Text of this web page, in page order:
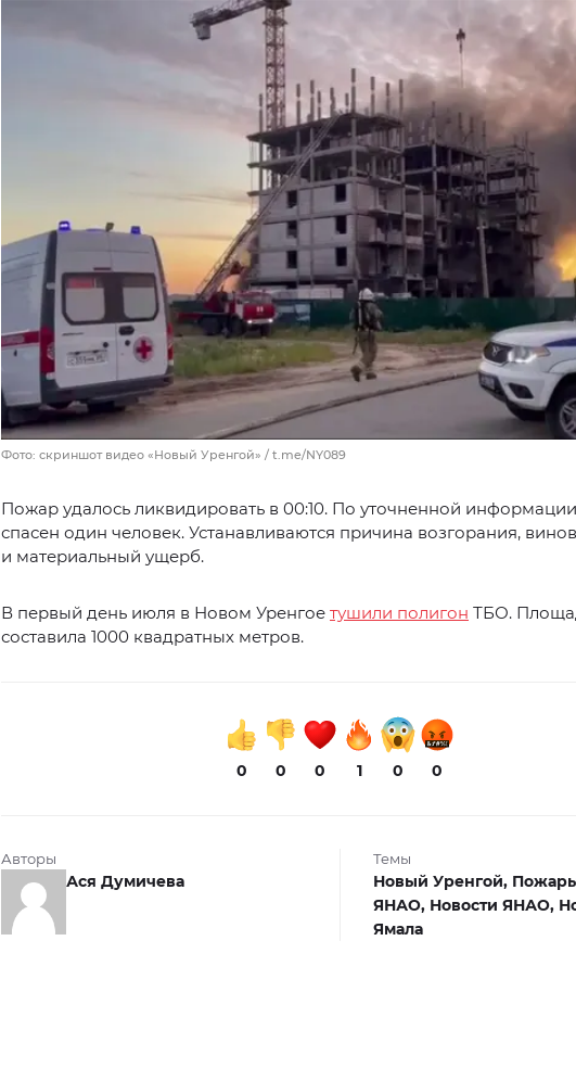
Фото: скриншот видео «Новый Уренгой» / t.me/NY089
Пожар удалось ликвидировать в 00:10. По уточненной
спасен один человек. Устанавливаются причина возгорания,
и материальный ущерб.
В первый день июля в Новом Уренгое тушили полигон ТБО.
составила 1000 квадратных метров.
0 0 0 1 0 0
Авторы
Ася Думичева
Темы
Новый Уренгой,
ЯНАО, Новости ЯНАО,
Ямала